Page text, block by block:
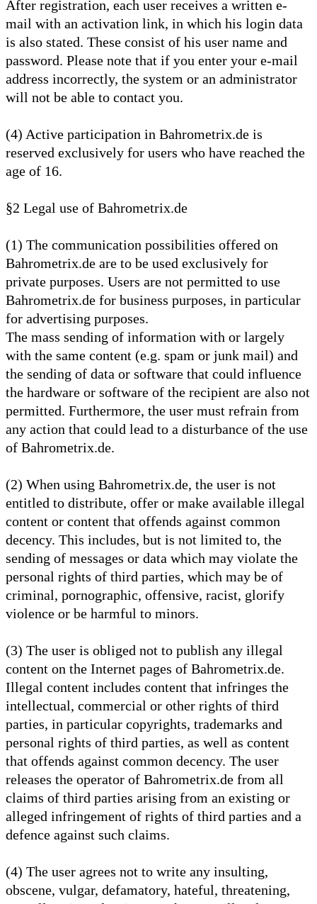
After registration, each user receives a written e-
mail with an activation link, in which his login data
is also stated. These consist of his user name and
password. Please note that if you enter your e-mail
address incorrectly, the system or an administrator
will not be able to contact you.
(4) Active participation in Bahrometrix.de is
reserved exclusively for users who have reached the
age of 16.
§2 Legal use of Bahrometrix.de
(1) The communication possibilities offered on
Bahrometrix.de are to be used exclusively for
private purposes. Users are not permitted to use
Bahrometrix.de for business purposes, in particular
for advertising purposes.
The mass sending of information with or largely
with the same content (e.g. spam or junk mail) and
the sending of data or software that could influence
the hardware or software of the recipient are also not
permitted. Furthermore, the user must refrain from
any action that could lead to a disturbance of the use
of Bahrometrix.de.
(2) When using Bahrometrix.de, the user is not
entitled to distribute, offer or make available illegal
content or content that offends against common
decency. This includes, but is not limited to, the
sending of messages or data which may violate the
personal rights of third parties, which may be of
criminal, pornographic, offensive, racist, glorify
violence or be harmful to minors.
(3) The user is obliged not to publish any illegal
content on the Internet pages of Bahrometrix.de.
Illegal content includes content that infringes the
intellectual, commercial or other rights of third
parties, in particular copyrights, trademarks and
personal rights of third parties, as well as content
that offends against common decency. The user
releases the operator of Bahrometrix.de from all
claims of third parties arising from an existing or
alleged infringement of rights of third parties and a
defence against such claims.
(4) The user agrees not to write any insulting,
obscene, vulgar, defamatory, hateful, threatening,